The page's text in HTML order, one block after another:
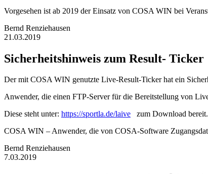
Vorgesehen ist ab 2019 der Einsatz von COSA WIN bei
Bernd Renziehausen
21.03.2019
Sicherheitshinweis zum Result- Ticker
Der mit COSA WIN genutzte Live-Result-Ticker hat ein
Anwender, die einen FTP-Server für die Bereitstellung von
Diese steht unter: https://sportla.de/laive zum Download bereit.
COSA WIN – Anwender, die von COSA-Software
Bernd Renziehausen
7.03.2019